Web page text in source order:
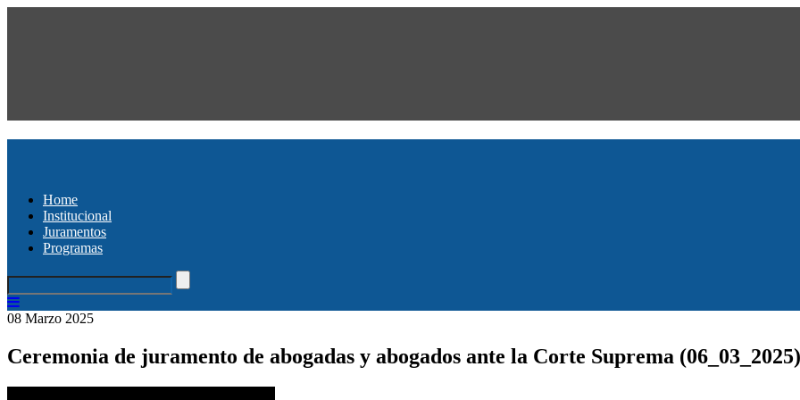
Home
Institucional
Juramentos
Programas
08 Marzo 2025
Ceremonia de juramento de abogadas y abogados ante la Corte Suprema (06_03_2025)